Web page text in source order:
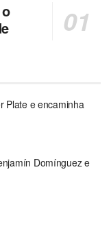
Plate e encaminha
Domínguez e